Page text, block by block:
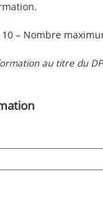
– Nombre
au titre du